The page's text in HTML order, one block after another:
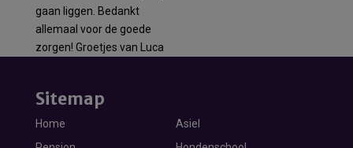
gaan liggen. Bedankt
allemaal voor de goede
zorgen! Groetjes van Luca
Sitemap
Home
Asiel